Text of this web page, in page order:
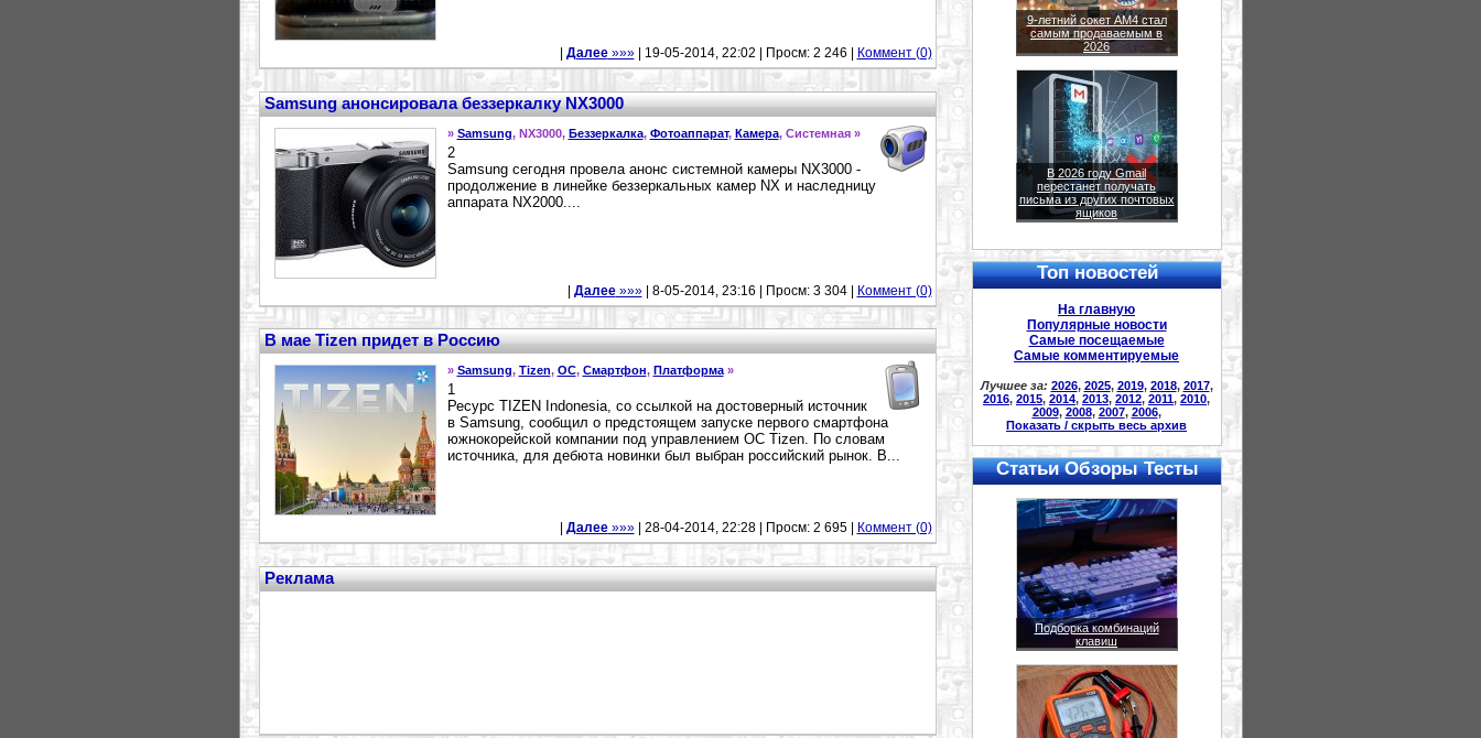
Далее»»»| 19-05-2014, 22:02 | Просм: 2 246 | Коммент (0)
Samsung анонсировала беззеркалку NX3000
» Samsung, NX3000, Беззеркалка, Фотоаппарат, Камера, Системная »
2
Samsung сегодня провела анонс системной камеры NX3000 -
продолжение в линейке беззеркальных камер NX и наследницу
аппарата NX2000....
Далее»»»| 8-05-2014, 23:16 | Просм: 3 304 | Коммент (0)
В мае Tizen придет в Россию
» Samsung, Tizen, ОС, Смартфон, Платформа»
1
Ресурс TIZEN Indonesia, со ссылкой на достоверный источник
в Samsung, сообщил о предстоящем запуске первого смартфона
южнокорейской компании под управлением ОС Tizen. По словам
источника, для дебюта новинки был выбран российский рынок. В...
Далее»»»| 28-04-2014, 22:28 | Просм: 2 695 | Коммент (0)
Реклама
9-летний сокет AM4 стал
самым продаваемым в
2026
В 2026 году Gmail
перестанет получать
письма из других почтовых
ящиков
Топ новостей
На главную
Популярные новости
Самые посещаемые
Самые комментируемые
Лучшее за: 2026, 2025, 2019, 2018, 2017,
2016, 2015, 2014, 2013, 2012, 2011, 2010,
2009, 2008, 2007, 2006,
Показать / скрыть весь архив
Статьи Обзоры Тесты
Подборка комбинаций
клавиш